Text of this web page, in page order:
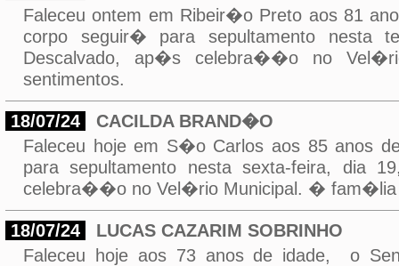
Faleceu ontem em Ribeir�o Preto aos 81
corpo seguir� para sepultamento
Descalvado, ap�s celebra��o no
sentimentos.
18/07/24
CACILDA BRAND�O
Faleceu hoje em S�o Carlos aos 85 anos
para sepultamento nesta sexta-feira, dia
celebra��o no Vel�rio Municipal. � fam�lia
18/07/24
LUCAS CAZARIM SOBRINHO
Faleceu hoje aos 73 anos de idade, o